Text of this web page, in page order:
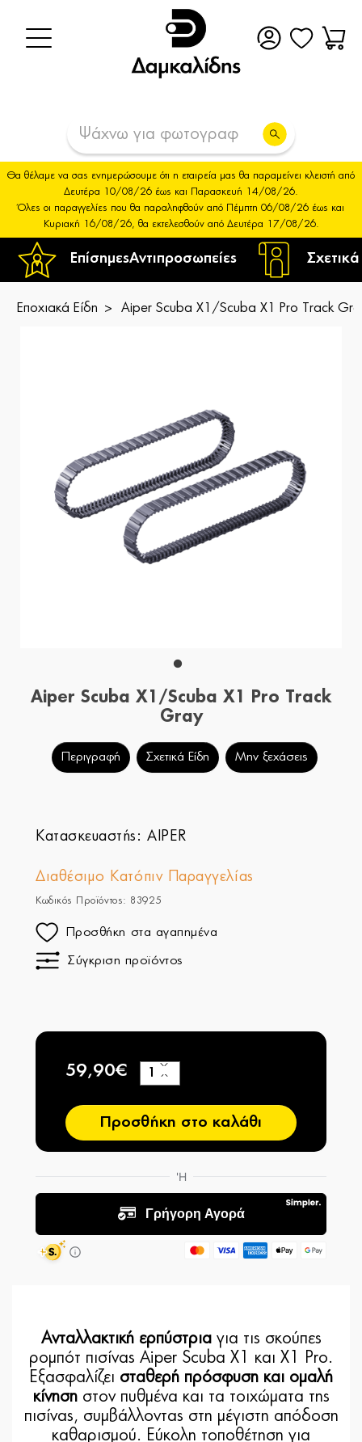
ΕπίσημεςΑντιπροσωπείες
Θα θέλαμε να σας ενημερώσουμε ότι η εταιρεία μας θα παραμείνει κλειστή από
Δευτέρα 10/08/26 έως και Παρασκευή 14/08/26.
Όλες οι παραγγελίες που θα παραληφθούν από Πέμπτη 06/08/26 έως και
Κυριακή 16/08/26, θα εκτελεσθούν από Δευτέρα 17/08/26.
Εποχιακά Είδη Aiper Scuba X1/Scuba X1 Pro Track
Aiper Scuba X1/Scuba X1 Pro Track
Gray
Περιγραφή Σχετικά Είδη Μην ξεχάσεις
Κατασκευαστής:AIPER
Διαθέσιμο Κατόπιν Παραγγελίας
Κωδικός Προϊόντος: 83925
Προσθήκη στα αγαπημένα
Σύγκριση προϊόντος
59,90€
−
+
Προσθήκη στο καλάθι
Ανταλλακτική ερπύστριαγια τις σκούπες
ρομπότ πισίνας Aiper Scuba X1 και X1 Pro.
Εξασφαλίζει σταθερή πρόσφυση και ομαλή
κίνησηστον πυθμένα και τα τοιχώματα της
πισίνας, συμβάλλοντας στη μέγιστη απόδοση
καθαρισμού. Eύκολη τοποθέτηση για